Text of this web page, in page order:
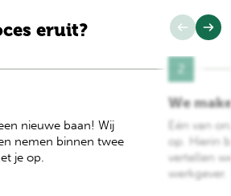
eruit?
nieuwe baan! Wij
nemen binnen twee
je op.
We
Eén van
op. Hierin
vertellen
werkgever.